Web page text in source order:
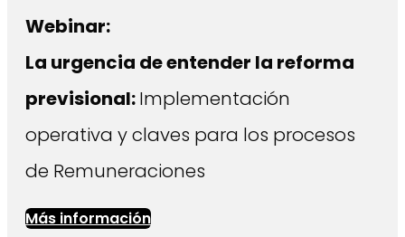
Webinar:
La urgencia de entender la reforma
previsional:Implementación
operativa y claves para los procesos
de Remuneraciones
Más información